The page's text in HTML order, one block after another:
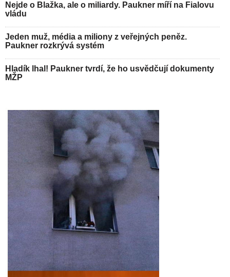
Nejde o Blažka, ale o miliardy. Paukner míří na Fialovu
vládu
Jeden muž, média a miliony z veřejných peněz.
Paukner rozkrývá systém
Hladík lhal! Paukner tvrdí, že ho usvědčují dokumenty
MŽP